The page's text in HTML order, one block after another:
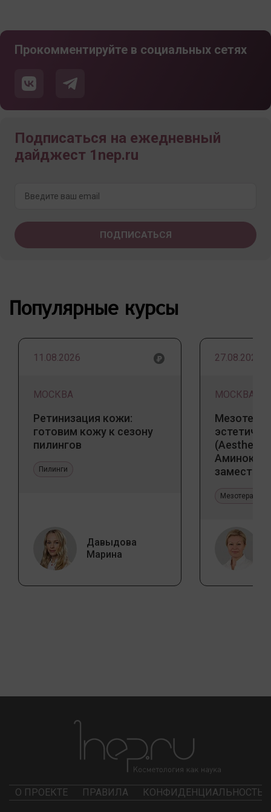
Прокомментируйте в социальных сетях
Подписаться на ежедневный
дайджест 1nep.ru
Популярные курсы
11.08.2026
МОСКВА
Ретинизация кожи:
готовим кожу к сезону
пилингов
Пилинги
Давыдова
Марина
27.08.2026
МОСКВА
(Aesthetic
Мезотерапия
О ПРОЕКТЕ ПРАВИЛА КОНФИДЕНЦИАЛЬНОСТЬ